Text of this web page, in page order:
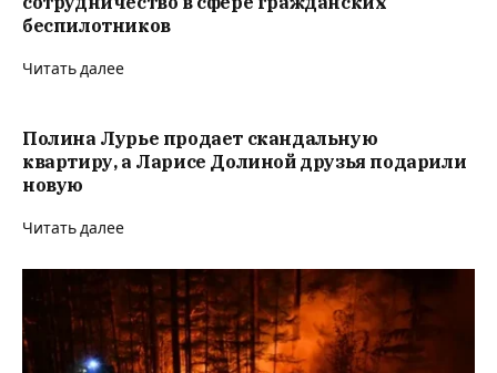
беспилотников
Читать далее
Полина Лурье продает скандальную
квартиру, а Ларисе Долиной друзья подарили
новую
Читать далее